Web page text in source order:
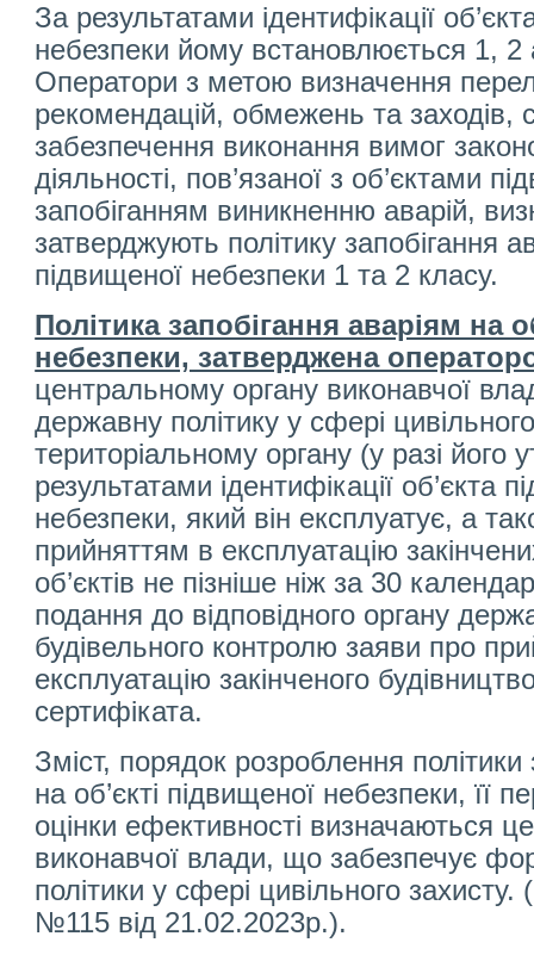
За результатами ідентифікації
небезпеки йому встановлюється 1, 2
Оператори з метою визначення
рекомендацій, обмежень та заходів,
забезпечення виконання вимог
діяльності, пов’язаної з об’єктами
запобіганням виникненню аварій,
затверджують політику запобігання
підвищеної небезпеки 1 та 2 класу.
Політика запобігання аваріям на
небезпеки, затверджена
центральному органу виконавчої
державну політику у сфері
територіальному органу (у разі його
результатами ідентифікації об’єкта
небезпеки, який він експлуатує, а
прийняттям в експлуатацію
об’єктів не пізніше ніж за 30
подання до відповідного органу
будівельного контролю заяви про
експлуатацію закінченого
сертифіката.
Зміст, порядок розроблення політики
на об’єкті підвищеної небезпеки, її
оцінки ефективності визначаються
виконавчої влади, що забезпечує
політики у сфері цивільного
№115 від 21.02.2023р.).